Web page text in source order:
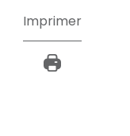
Imprimer